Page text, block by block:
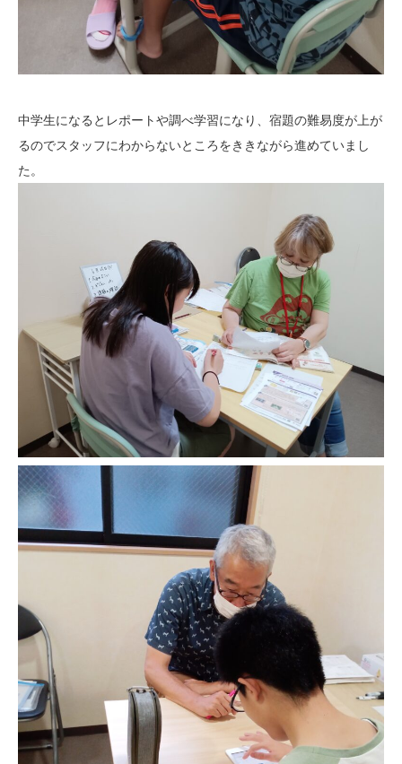
中学生になるとレポートや調べ学習になり、宿題の難易度が上が
るのでスタッフにわからないところをききながら進めていまし
た。